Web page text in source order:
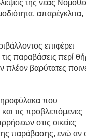
της νέας
απαρέγκλιτα,
επιφέρει
παραβάσεις περί
πλέον βαρύτατες
που
τις προβλεπόμενες
στις οικείες
παράβασης, ενώ αν